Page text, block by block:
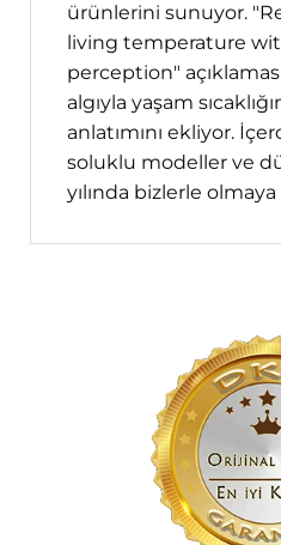
ürünlerini sunuyor.
living temperature
perception"
algıyla yaşam
anlatımını ekliyor.
soluklu modeller ve
yılında bizlerle olmaya